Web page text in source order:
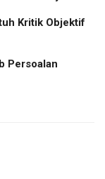
Kritik Objektif
Persoalan